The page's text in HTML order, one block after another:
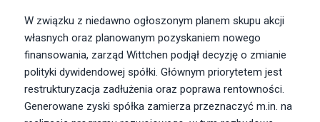
W związku z niedawno ogłoszonym planem skupu akcji
własnych oraz planowanym pozyskaniem nowego
finansowania, zarząd Wittchen podjął decyzję o zmianie
polityki dywidendowej spółki. Głównym priorytetem jest
restrukturyzacja zadłużenia oraz poprawa rentowności.
Generowane zyski spółka zamierza przeznaczyć m.in. na